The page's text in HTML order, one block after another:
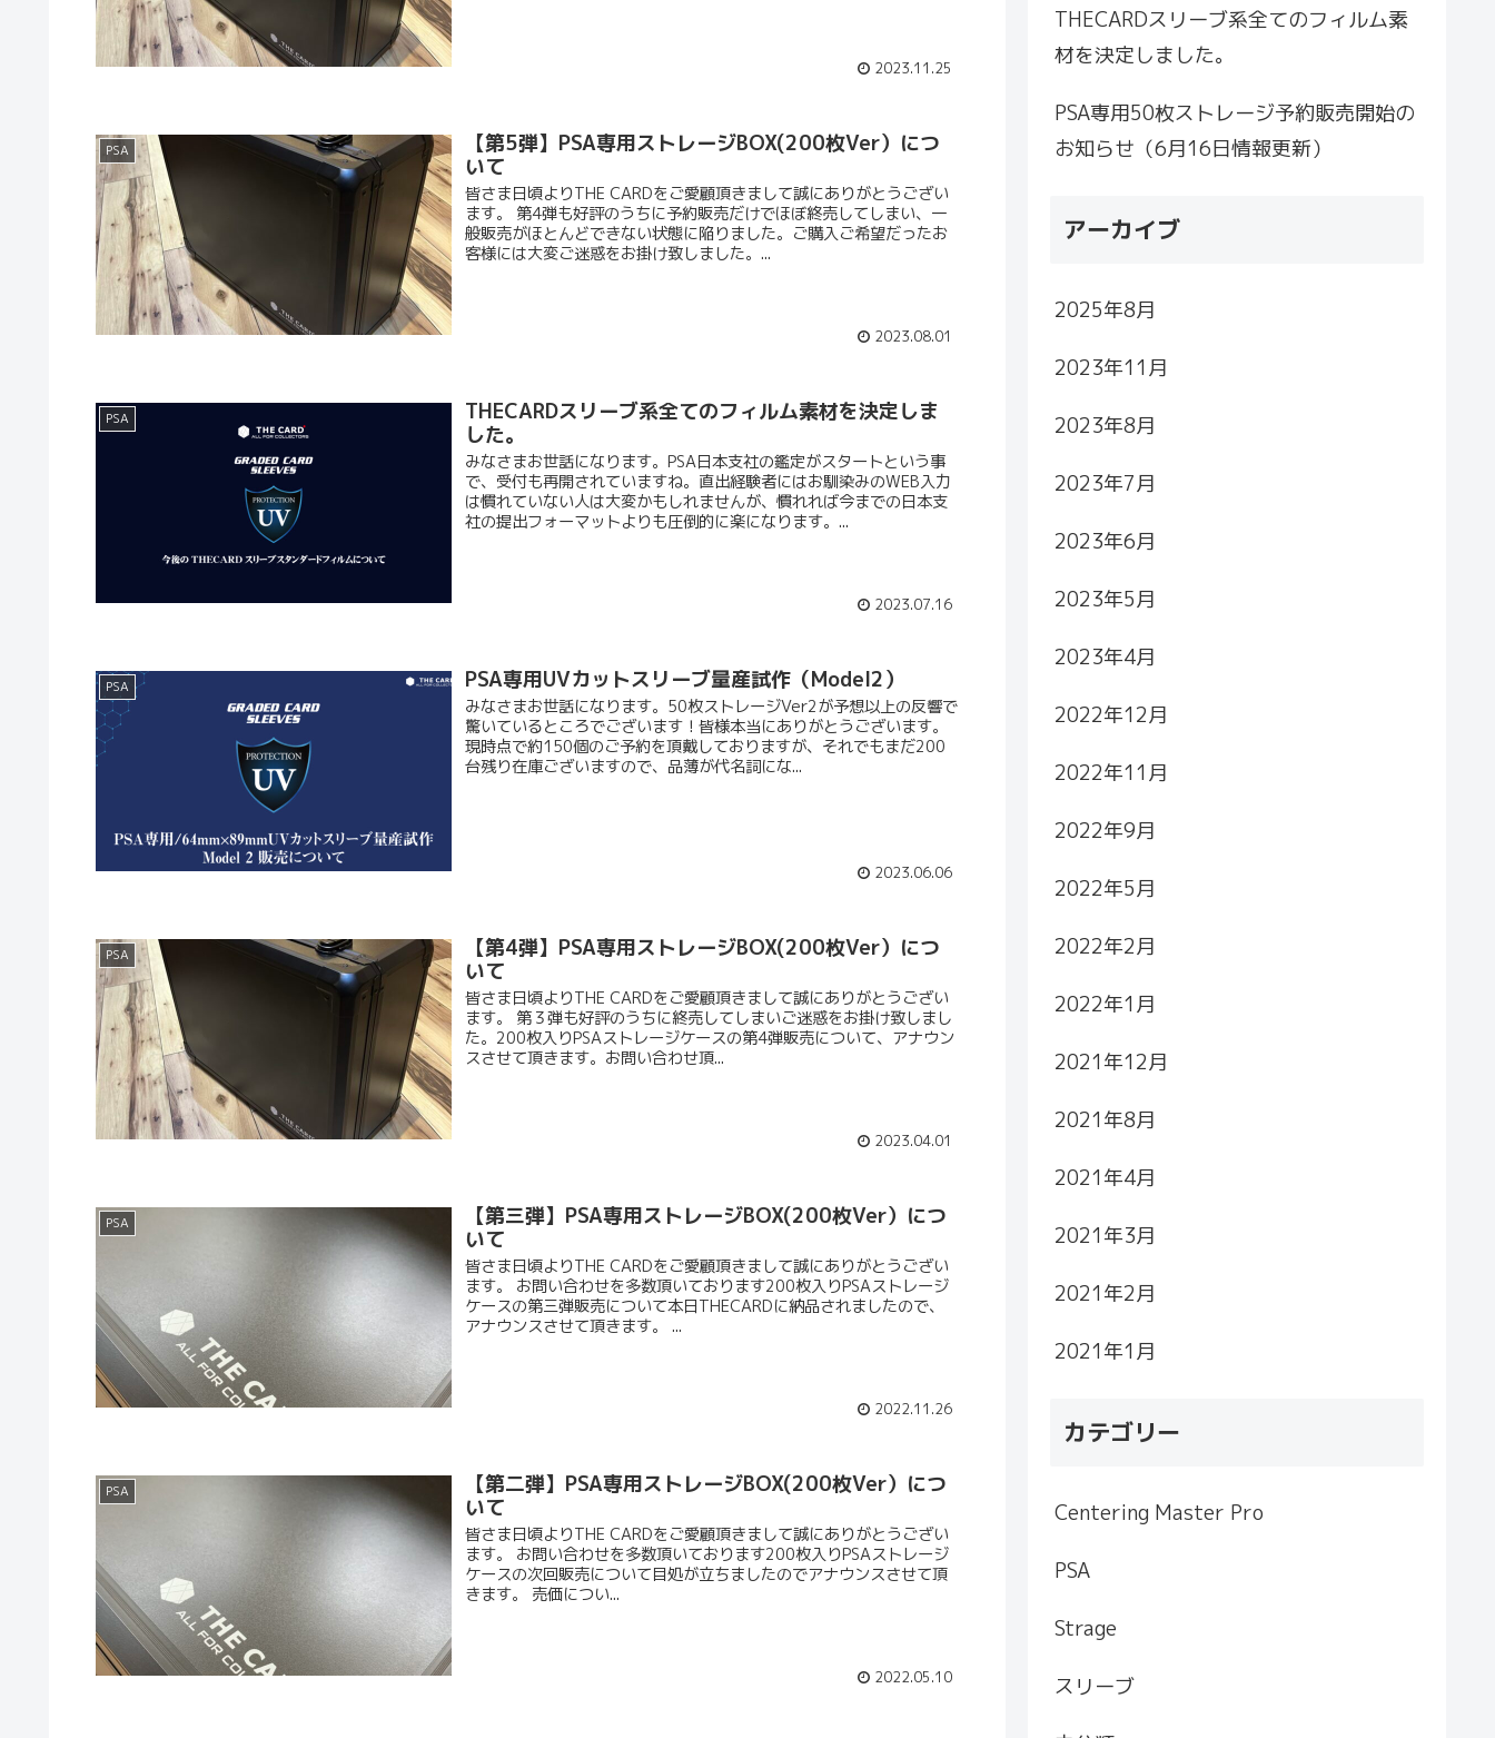
2023.11.25
PSA
【第5弾】PSA専用ストレージBOX(200枚Ver）につ
いて
皆さま日頃よりTHE CARDをご愛顧頂きまして誠にありがとうござい
ます。 第4弾も好評のうちに予約販売だけでほぼ終売してしまい、一
般販売がほとんどできない状態に陥りました。ご購入ご希望だったお
客様には大変ご迷惑をお掛け致しました。...
2023.08.01
PSA
THECARDスリーブ系全てのフィルム素材を決定しま
した。
みなさまお世話になります。PSA日本支社の鑑定がスタートという事
で、受付も再開されていますね。直出経験者にはお馴染みのWEB入力
は慣れていない人は大変かもしれませんが、慣れれば今までの日本支
社の提出フォーマットよりも圧倒的に楽になります。...
2023.07.16
PSA PSA専用UVカットスリーブ量産試作（Model2）
みなさまお世話になります。50枚ストレージVer2が予想以上の反響で
驚いているところでございます！皆様本当にありがとうございます。
現時点で約150個のご予約を頂戴しておりますが、それでもまだ200
台残り在庫ございますので、品薄が代名詞にな...
2023.06.06
PSA
【第4弾】PSA専用ストレージBOX(200枚Ver）につ
いて
皆さま日頃よりTHE CARDをご愛顧頂きまして誠にありがとうござい
ます。 第３弾も好評のうちに終売してしまいご迷惑をお掛け致しまし
た。200枚入りPSAストレージケースの第4弾販売について、アナウン
スさせて頂きます。お問い合わせ頂...
2023.04.01
PSA
【第三弾】PSA専用ストレージBOX(200枚Ver）につ
いて
皆さま日頃よりTHE CARDをご愛顧頂きまして誠にありがとうござい
ます。 お問い合わせを多数頂いております200枚入りPSAストレージ
ケースの第三弾販売について本日THECARDに納品されましたので、
アナウンスさせて頂きます。 ...
2022.11.26
PSA
【第二弾】PSA専用ストレージBOX(200枚Ver）につ
いて
皆さま日頃よりTHE CARDをご愛顧頂きまして誠にありがとうござい
ます。 お問い合わせを多数頂いております200枚入りPSAストレージ
ケースの次回販売について目処が立ちましたのでアナウンスさせて頂
きます。 売価につい...
2022.05.10
THECARDスリーブ系全てのフィルム素
材を決定しました。
PSA専用50枚ストレージ予約販売開始の
お知らせ（6月16日情報更新）
アーカイブ
2025年8月
2023年11月
2023年8月
2023年7月
2023年6月
2023年5月
2023年4月
2022年12月
2022年11月
2022年9月
2022年5月
2022年2月
2022年1月
2021年12月
2021年8月
2021年4月
2021年3月
2021年2月
2021年1月
カテゴリー
Centering Master Pro
PSA
Strage
スリーブ